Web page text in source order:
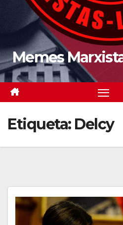
Memes
Etiqueta: Delcy